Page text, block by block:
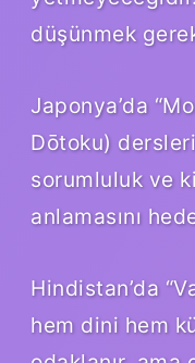
düşünmek
Japonya’da
Dōtoku)
sorumluluk ve
anlamasını
Hindistan’da
hem dini hem